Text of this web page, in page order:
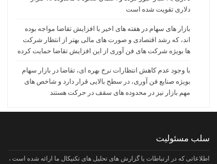
دلاری تقویت شده است
بازار های سهام در هفته های اخیر با افزایش تقاضا مواجه بوده
اند، که رشد اقتصادی و صورت های مالی بهتر از انتظار شرکت
ها بویژه شرکت های فن آوری از این افزایش تقاضا حمایت کرده
با وجود عدم کاهش انتظارات نرخ بهره ای، تقاضا در بازار سهام
بویژه صنایع فن آوری، در سطح بالایی قرار دارد و شاخص های
مهم بازار نیز در محدوده های سقف در حرکت هستند
سلب مسئولیت
اطلاعاتی که در ارتباطات یا گزارش های تحلیل های تکنیکال ما ارائه شده است ،